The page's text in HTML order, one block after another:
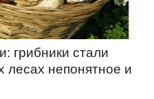
грибники стали
лесах непонятное и